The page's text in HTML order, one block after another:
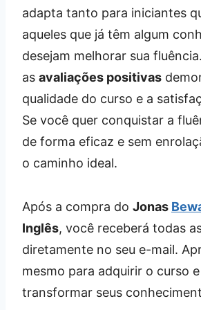
adapta tanto para iniciantes
aqueles que já têm algum
desejam melhorar sua
as avaliações positivas
qualidade do curso e a
Se você quer conquistar a
de forma eficaz e sem
o caminho ideal.
Após a compra do Jonas
Inglês, você receberá todas
diretamente no seu e-mail.
mesmo para adquirir o curso
transformar seus